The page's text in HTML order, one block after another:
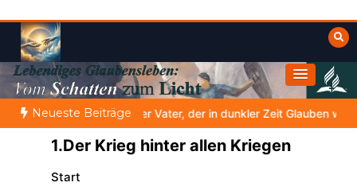
Inhalt
springen
Weisheiten der Bibel
Himmelwärts
Neueste Beiträge
SEINEN PROPHETEN | Bibelstudium | 07.08.2026 |
1.Der Krieg hinter allen Kriegen
Start